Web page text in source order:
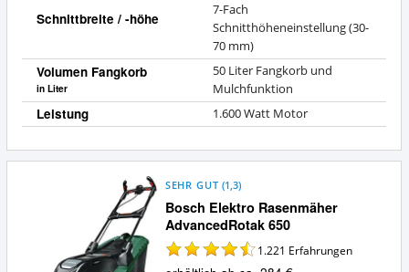
Schnittbreite / -höhe
7-Fach
Schnitthöheneinstellung (30-
70 mm)
Volumen Fangkorb
in Liter
50 Liter Fangkorb und
Mulchfunktion
Leistung 1.600 Watt Motor
Bosch Elektro Rasenmäher
AdvancedRotak 650
SEHR GUT (1,3)
1.221 Erfahrungen